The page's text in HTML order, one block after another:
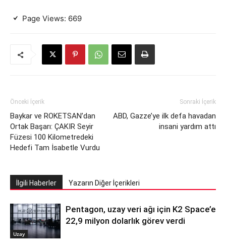
Page Views: 669
Önceki İçerik
Baykar ve ROKETSAN’dan
Ortak Başarı: ÇAKIR Seyir
Füzesi 100 Kilometredeki
Hedefi Tam İsabetle Vurdu
Sonraki İçerik
ABD, Gazze’ye ilk defa havadan
insani yardım attı
İlgili Haberler Yazarın Diğer İçerikleri
Uzay
Pentagon, uzay veri ağı için K2 Space’e
22,9 milyon dolarlık görev verdi